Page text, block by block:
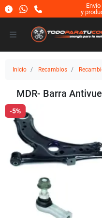
y
Inicio Recambios
MDR- Barra
-5%